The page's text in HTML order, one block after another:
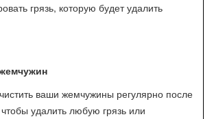
грязь, которую будет удалить
ваши жемчужины регулярно после
удалить любую грязь или